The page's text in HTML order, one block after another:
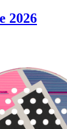
2026